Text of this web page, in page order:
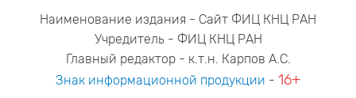
Наименование издания - Сайт ФИЦ КНЦ РАН
Учредитель - ФИЦ КНЦ РАН
Главный редактор - к.т.н. Карпов А.С.
Знак информационной продукции - 16+